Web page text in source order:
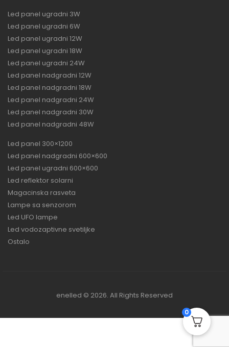
Led panel ugradni 3W
Led panel ugradni 6W
Led panel ugradni 12W
Led panel ugradni 18W
Led panel ugradni 24W
Led panel nadgradni 12W
Led panel nadgradni 18W
Led panel nadgradni 24W
Led panel nadgradni 30W
Led panel nadgradni 48W
Led panel 300×1200
Led panel nadgradni 600×600
Led panel ugradni 600×600
Led reflektor solarni
Magacinska rasveta
Lampe sa senzorom
Led UFO lampe
Led vodozaptivne svetiljke
Ostalo
enelled © 2026. All Rights Reserved
0